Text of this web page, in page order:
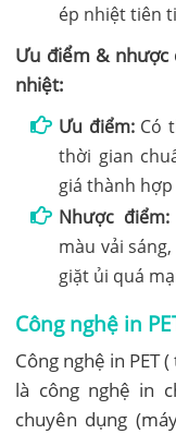
ép nhiệt tiên
Ưu điểm & nhược
nhiệt:
Ưu điểm:Có
thời gian
giá thành
Nhược điểm:
màu vải
giặt ủi quá
Công nghệ in
Công nghệ in PET
là công nghệ in
chuyên dụng